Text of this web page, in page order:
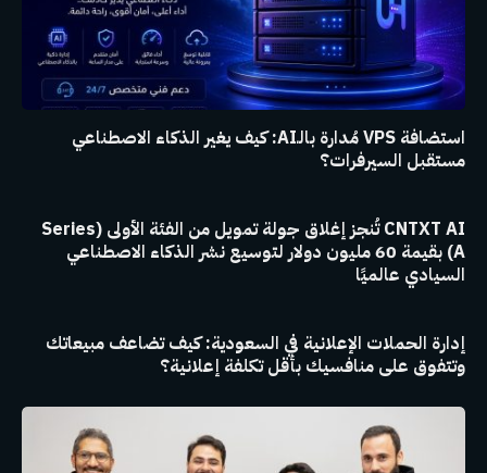
استضافة VPS مُدارة بالـAI: كيف يغير الذكاء الاصطناعي
مستقبل السيرفرات؟
CNTXT AI تُنجز إغلاق جولة تمويل من الفئة الأولى (Series
A) بقيمة 60 مليون دولار لتوسيع نشر الذكاء الاصطناعي
السيادي عالميًا
إدارة الحملات الإعلانية في السعودية: كيف تضاعف مبيعاتك
وتتفوق على منافسيك بأقل تكلفة إعلانية؟